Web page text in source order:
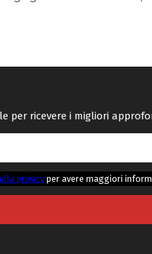
per ricevere i migliori
privacyper avere maggiori